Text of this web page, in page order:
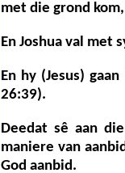
met die grond
En Joshua val met
En hy (Jesus)
26:39).
Deedat sê aan
maniere van
God aanbid.